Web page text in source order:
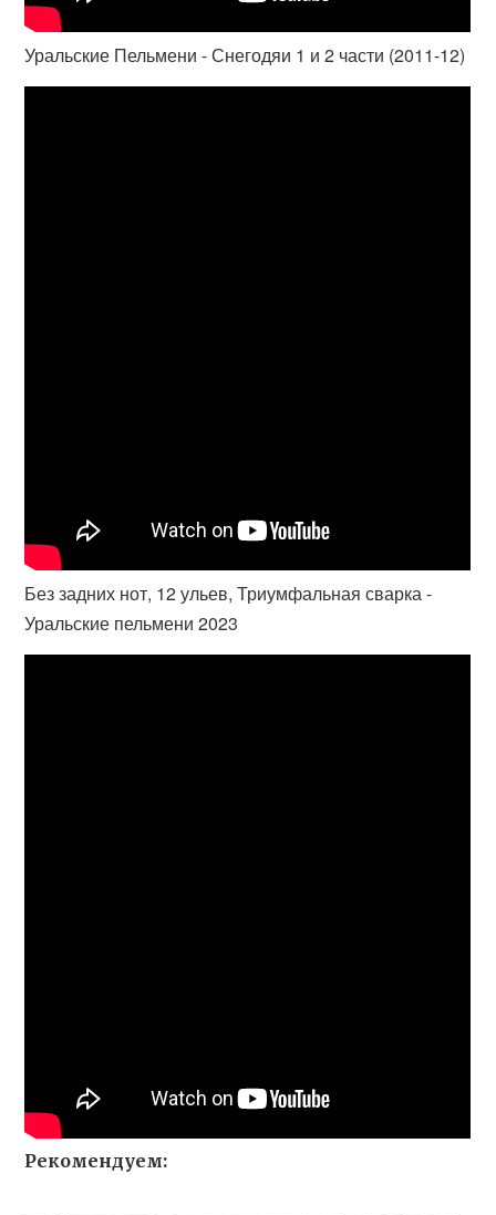
Уральские Пельмени - Снегодяи 1 и 2 части (2011-12)
Без задних нот, 12 ульев, Триумфальная сварка -
Уральские пельмени 2023
Рекомендуем: